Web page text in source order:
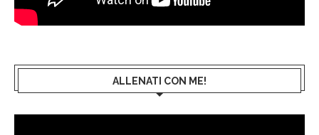
ALLENATI CON ME!